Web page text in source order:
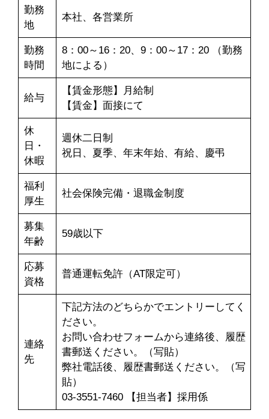
勤務
地
本社、各営業所
勤務
時間
8：00～16：20、9：00～17：20 （勤務
地による）
給与
【賃金形態】月給制
【賃金】面接にて
休
日・
休暇
週休二日制
祝日、夏季、年末年始、有給、慶弔
福利
厚生
社会保険完備・退職金制度
募集
年齢
59歳以下
応募
資格
普通運転免許（AT限定可）
連絡
先
下記方法のどちらかでエントリーしてく
ださい。
お問い合わせフォームから連絡後、履歴
書郵送ください。（写貼）
弊社電話後、履歴書郵送ください。（写
貼）
03-3551-7460 【担当者】採用係